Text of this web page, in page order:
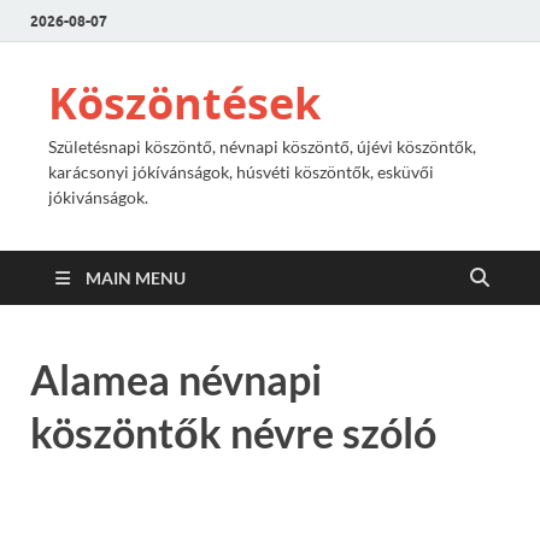
2026-08-07
Köszöntések
Születésnapi köszöntő, névnapi köszöntő, újévi köszöntők,
karácsonyi jókívánságok, húsvéti köszöntők, esküvői
jókivánságok.
MAIN MENU
Alamea névnapi
köszöntők névre szóló